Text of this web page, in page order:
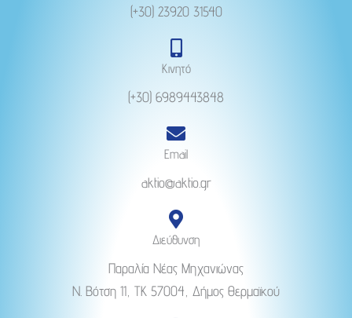
(+30) 23920 31540
Κινητό
(+30) 6989443848
Email
aktio@aktio.gr
Διεύθυνση
Παραλία Νέας Μηχανιώνας
Ν. Βότση 11, ΤΚ 57004, Δήμος Θερμαϊκού